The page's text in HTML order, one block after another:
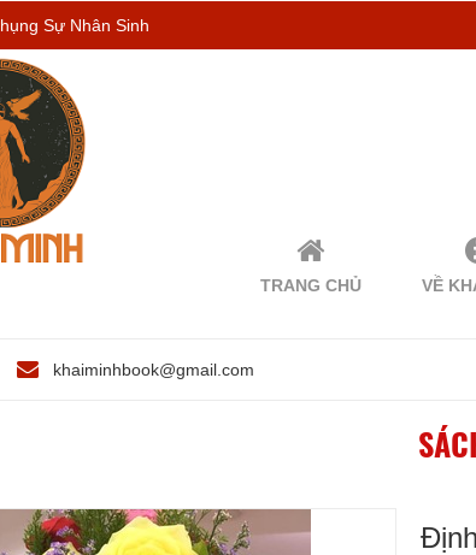
Sự Nhân Sinh
TRANG CHỦ VỀ
khaiminhbook@gmail.com